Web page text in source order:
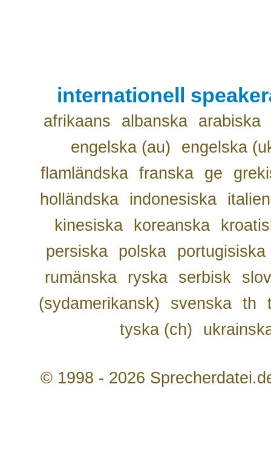
internationell
afrikaans albanska
arabiska
engelska (au)
engelska
flamländska franska ge
holländska
indonesiska
kinesiska
koreanska
persiska
polska
portugisiska
rumänska
ryska serbisk
(sydamerikansk)
svenska th
tyska (ch)
© 1998 - 2026